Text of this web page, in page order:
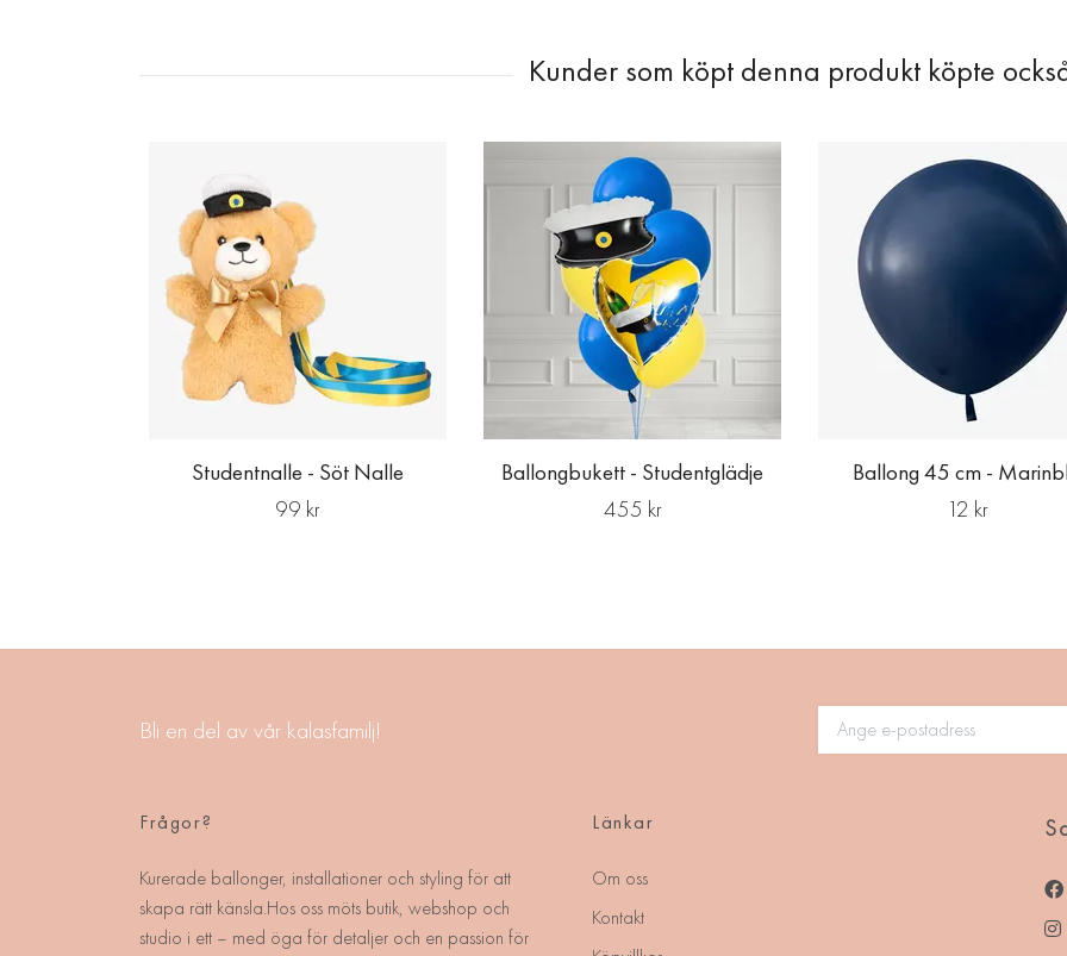
Studentnalle - Söt Nalle
99 kr
Ballongbukett - Studentglädje
455 kr
Ballong 45 cm -
12 kr
Bli en del av vår kalasfamilj!
Frågor?
Kurerade ballonger, installationer och styling för att
skapa rätt känsla.Hos oss möts butik, webshop och
studio i ett – med öga för detaljer och en passion för
Länkar
Om oss
Kontakt